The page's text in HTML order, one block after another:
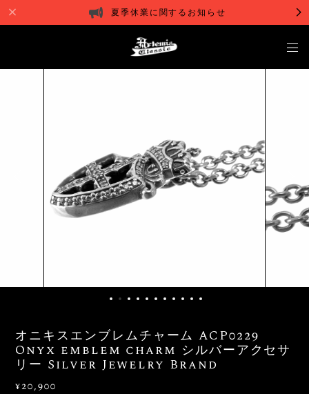
夏季休業に関するお知らせ
オニキスエンブレムチャーム ACP0229
Onyx emblem charm シルバーアクセサ
リー Silver Jewelry Brand
¥20,900